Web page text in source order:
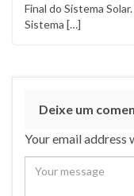
Final do Sistema
Sistema […]
Deixe um
Your email address